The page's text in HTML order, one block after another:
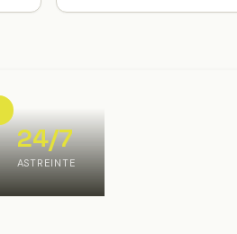
24/7
ASTREINTE